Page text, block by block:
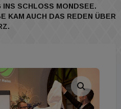
INS SCHLOSS MONDSEE.
KAM AUCH DAS REDEN ÜBER